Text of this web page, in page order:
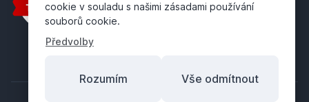
cookie v souladu s našimi zásadami používání
souborů cookie.
Předvolby
Rozumím Vše odmítnout